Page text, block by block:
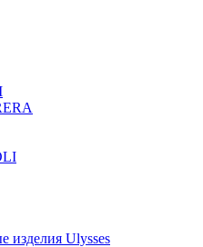
изделия Ulysses